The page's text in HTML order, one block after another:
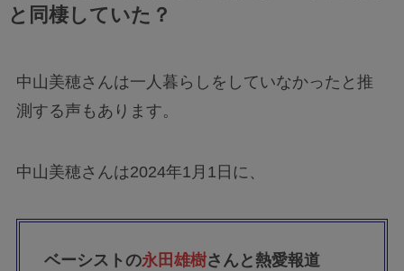
と同棲していた？
中山美穂さんは一人暮らしをしていなかったと推
測する声もあります。
中山美穂さんは2024年1月1日に、
ベーシストの永田雄樹さんと熱愛報道